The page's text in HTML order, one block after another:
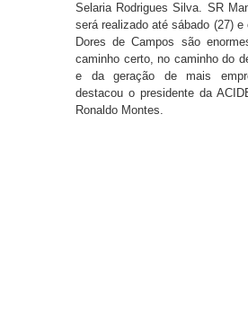
Selaria Rodrigues Silva. SR
será realizado até sábado (27) e
Dores de Campos são
caminho certo, no caminho do
e da geração de mais
destacou o presidente da
Ronaldo Montes.